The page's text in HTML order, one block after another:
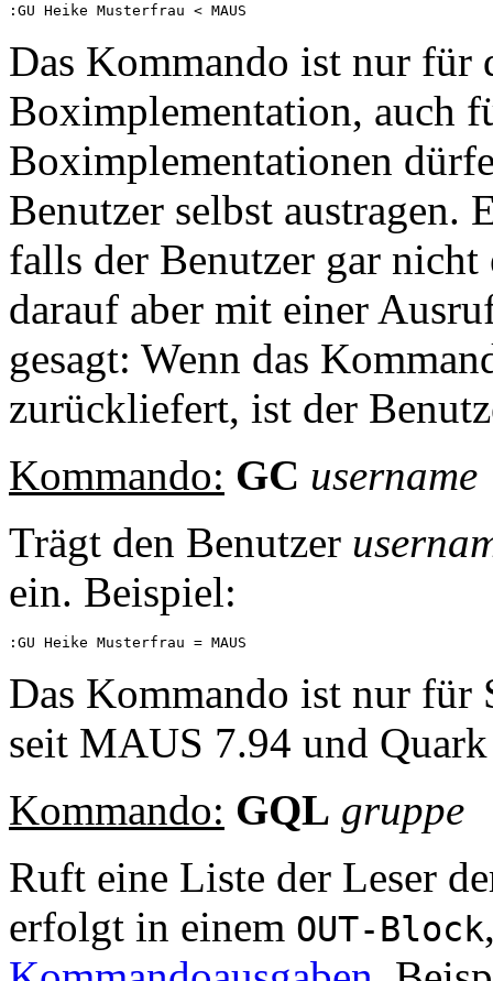
Das Kommando ist nur für
Boximplementation, auch
Boximplementationen
Benutzer selbst austragen.
falls der Benutzer gar
darauf aber mit einer
gesagt: Wenn das
zurückliefert, ist der
Kommando: GC username
Trägt den Benutzer
ein. Beispiel:
Das Kommando ist nur für
seit MAUS 7.94 und
Kommando: GQL gruppe
Ruft eine Liste der Leser
erfolgt in einem OUT-Block